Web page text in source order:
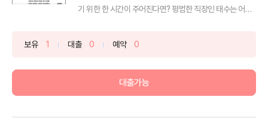
기 위한 한 시간이 주어진다면? 평범한 직장인 태수는 어느
보유 1 대출 0 예약 0
대출가능